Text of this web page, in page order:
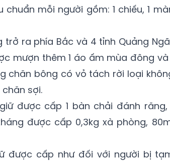
mỗi người gồm: 1 chiếu, 1
ra phía Bắc và 4 tỉnh Quảng
mượn thêm 1 áo ấm mùa đông và
chăn bông có vỏ tách rời loại
sợi.
được cấp 1 bàn chải đánh răng,
được cấp 0,3kg xà phòng,
được cấp như đối với người bị